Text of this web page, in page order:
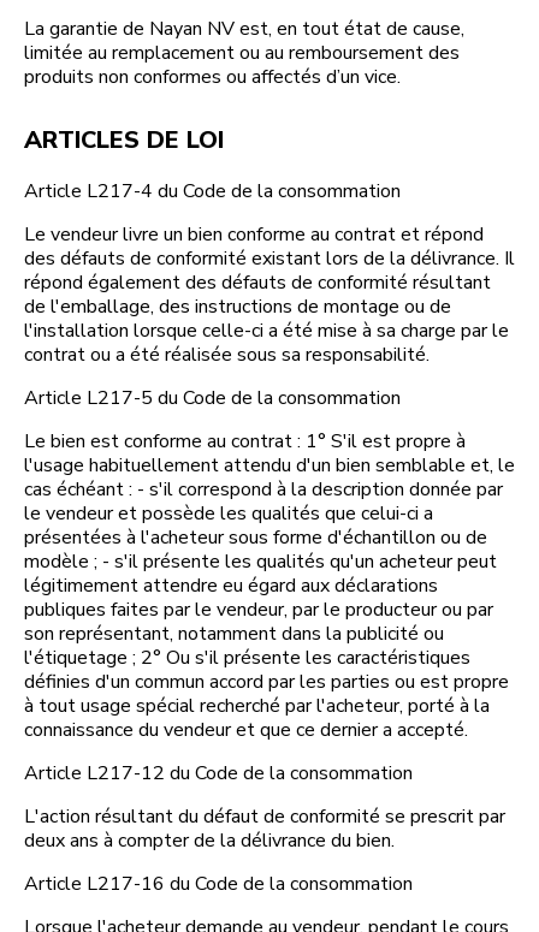
La garantie de Nayan NV est, en tout état de cause,
limitée au remplacement ou au remboursement des
produits non conformes ou affectés d’un vice.
ARTICLES DE LOI
Article L217-4 du Code de la consommation
Le vendeur livre un bien conforme au contrat et répond
des défauts de conformité existant lors de la délivrance. Il
répond également des défauts de conformité résultant
de l'emballage, des instructions de montage ou de
l'installation lorsque celle-ci a été mise à sa charge par le
contrat ou a été réalisée sous sa responsabilité.
Article L217-5 du Code de la consommation
Le bien est conforme au contrat : 1° S'il est propre à
l'usage habituellement attendu d'un bien semblable et, le
cas échéant : - s'il correspond à la description donnée par
le vendeur et possède les qualités que celui-ci a
présentées à l'acheteur sous forme d'échantillon ou de
modèle ; - s'il présente les qualités qu'un acheteur peut
légitimement attendre eu égard aux déclarations
publiques faites par le vendeur, par le producteur ou par
son représentant, notamment dans la publicité ou
l'étiquetage ; 2° Ou s'il présente les caractéristiques
définies d'un commun accord par les parties ou est propre
à tout usage spécial recherché par l'acheteur, porté à la
connaissance du vendeur et que ce dernier a accepté.
Article L217-12 du Code de la consommation
L'action résultant du défaut de conformité se prescrit par
deux ans à compter de la délivrance du bien.
Article L217-16 du Code de la consommation